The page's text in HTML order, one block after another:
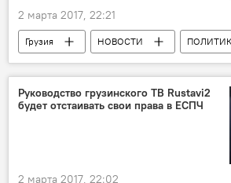
2 марта 2017, 22:21
Грузия НОВОСТИ
Ираклий Кобахидзе
Кибар Халваши
ТВ "Рустави 2"
Руководство грузинского ТВ Rustavi2
будет отстаивать свои права в ЕСПЧ
2 марта 2017, 22:02